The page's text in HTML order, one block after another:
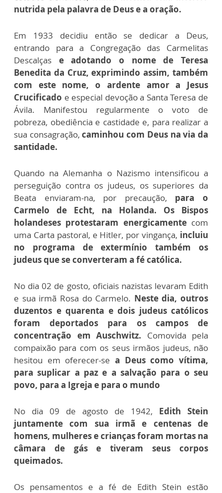
nutrida pela palavra de Deus e a oração.
Em 1933 decidiu então se dedicar a Deus,
entrando para a Congregação das Carmelitas
Descalças e adotando o nome de Teresa
Benedita da Cruz, exprimindo assim, também
com este nome, o ardente amor a Jesus
Crucificado e especial devoção a Santa Teresa de
Ávila. Manifestou regularmente o voto de
pobreza, obediência e castidade e, para realizar a
sua consagração,caminhou com Deus na via da
santidade.
Quando na Alemanha o Nazismo intensificou a
perseguição contra os judeus, os superiores da
Beata enviaram-na, por precaução, para o
Carmelo de Echt, na Holanda. Os Bispos
holandeses protestaram energicamentecom
uma Carta pastoral, e Hitler, por vingança, incluiu
no programa de extermínio também os
judeus que se converteram a fé católica.
No dia 02 de gosto, oficiais nazistas levaram Edith
e sua irmã Rosa do Carmelo. Neste dia, outros
duzentos e quarenta e dois judeus católicos
foram deportados para os campos de
concentração em Auschwitz. Comovida pela
compaixão para com os seus irmãos judeus, não
hesitou em oferecer-se a Deus como vítima,
para suplicar a paz e a salvação para o seu
povo, para a Igreja e para o mundo
No dia 09 de agosto de 1942, Edith Stein
juntamente com sua irmã e centenas de
homens, mulheres e crianças foram mortas na
câmara de gás e tiveram seus corpos
queimados.
Os pensamentos e a fé de Edith Stein estão